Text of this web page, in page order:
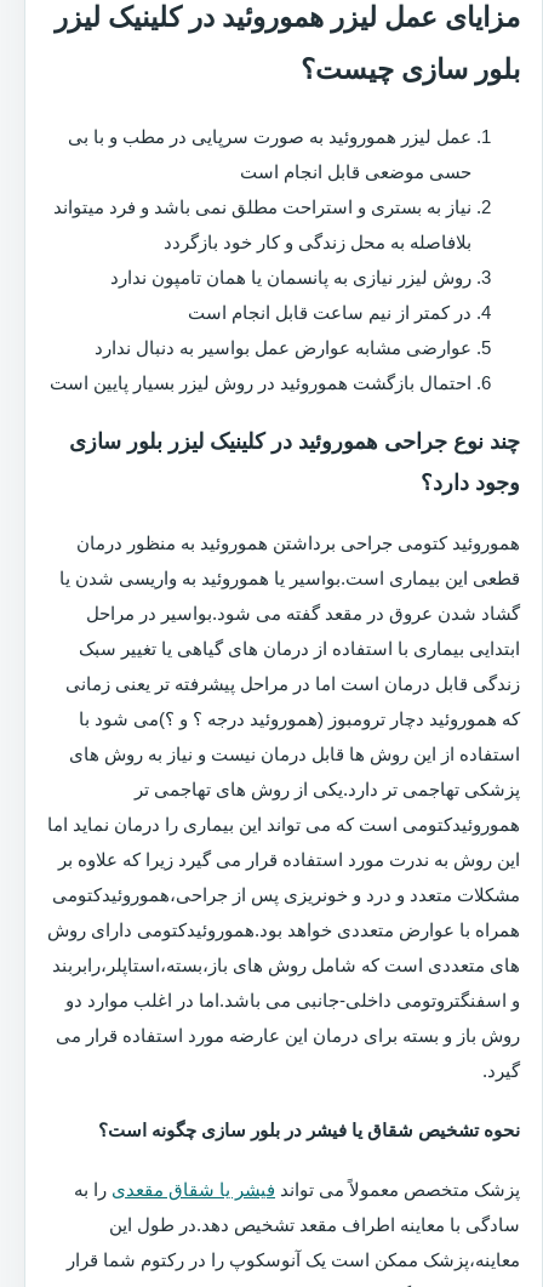
مزایای عمل لیزر هموروئید در کلینیک لیزر
بلور سازی چیست؟
عمل لیزر هموروئید به صورت سرپایی در مطب و با بی
حسی موضعی قابل انجام است
نیاز به بستری و استراحت مطلق نمی باشد و فرد میتواند
بلافاصله به محل زندگی و کار خود بازگردد
روش لیزر نیازی به پانسمان یا همان تامپون ندارد
در کمتر از نیم ساعت قابل انجام است
عوارضی مشابه عوارض عمل بواسیر به دنبال ندارد
احتمال بازگشت هموروئید در روش لیزر بسیار پایین است
چند نوع جراحی هموروئید در کلینیک لیزر بلور سازی
وجود دارد؟
هموروئید کتومی جراحی برداشتن هموروئید به منظور درمان
قطعی این بیماری است.بواسیر یا هموروئید به واریسی شدن یا
گشاد شدن عروق در مقعد گفته می شود.بواسیر در مراحل
ابتدایی بیماری با استفاده از درمان های گیاهی یا تغییر سبک
زندگی قابل درمان است اما در مراحل پیشرفته تر یعنی زمانی
که هموروئید دچار ترومبوز (هموروئید درجه ؟ و ؟)می شود با
استفاده از این روش ها قابل درمان نیست و نیاز به روش های
پزشکی تهاجمی تر دارد.یکی از روش های تهاجمی تر
هموروئیدکتومی است که می تواند این بیماری را درمان نماید اما
این روش به ندرت مورد استفاده قرار می گیرد زیرا که علاوه بر
مشکلات متعدد و درد و خونریزی پس از جراحی،هموروئیدکتومی
همراه با عوارض متعددی خواهد بود.هموروئیدکتومی دارای روش
های متعددی است که شامل روش های باز،بسته،استاپلر،رابربند
و اسفنگتروتومی داخلی-جانبی می باشد.اما در اغلب موارد دو
روش باز و بسته برای درمان این عارضه مورد استفاده قرار می
گیرد.
نحوه تشخیص شقاق یا فیشر در بلور سازی چگونه است؟
پزشک متخصص معمولاً می تواند فیشر یا شقاق مقعدی را به
سادگی با معاینه اطراف مقعد تشخیص دهد.در طول این
معاینه،پزشک ممکن است یک آنوسکوپ را در رکتوم شما قرار